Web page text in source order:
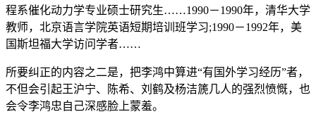
程系催化动力学专业硕士研究生……1990－1990年，清华大学
教师，北京语言学院英语短期培训班学习;1990－1992年，美
国斯坦福大学访问学者……
所要纠正的内容之二是，把李鸿中算进“有国外学习经历”者，
不但会引起王沪宁、陈希、刘鹤及杨洁篪几人的强烈愤慨，也
会令李鸿忠自己深感脸上蒙羞。